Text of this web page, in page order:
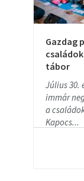
Gazdag
tábor
Július 30.
immár
a
Kapocs...